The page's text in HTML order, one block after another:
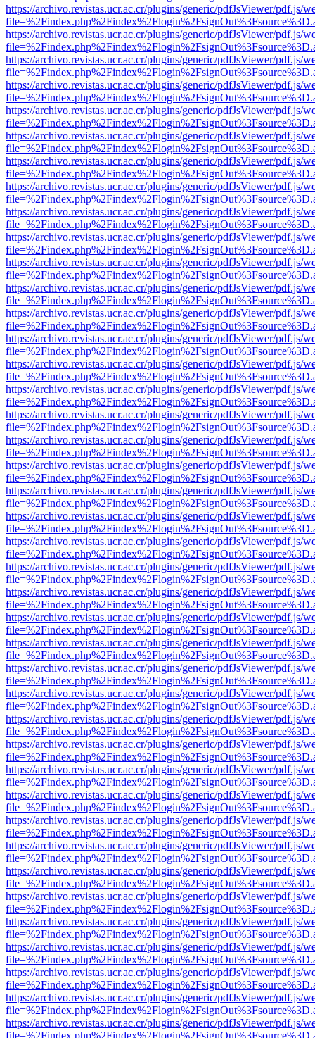
https://archivo.revistas.ucr.ac.cr/plugins/generic/pdfJsViewer/pdf.js/
https://archivo.revistas.ucr.ac.cr/plugins/generic/pdfJsViewer/pdf.js/
https://archivo.revistas.ucr.ac.cr/plugins/generic/pdfJsViewer/pdf.js/
https://archivo.revistas.ucr.ac.cr/plugins/generic/pdfJsViewer/pdf.js/
https://archivo.revistas.ucr.ac.cr/plugins/generic/pdfJsViewer/pdf.js/
https://archivo.revistas.ucr.ac.cr/plugins/generic/pdfJsViewer/pdf.js/
https://archivo.revistas.ucr.ac.cr/plugins/generic/pdfJsViewer/pdf.js/
https://archivo.revistas.ucr.ac.cr/plugins/generic/pdfJsViewer/pdf.js/
https://archivo.revistas.ucr.ac.cr/plugins/generic/pdfJsViewer/pdf.js/
https://archivo.revistas.ucr.ac.cr/plugins/generic/pdfJsViewer/pdf.js/
https://archivo.revistas.ucr.ac.cr/plugins/generic/pdfJsViewer/pdf.js/
https://archivo.revistas.ucr.ac.cr/plugins/generic/pdfJsViewer/pdf.js/
https://archivo.revistas.ucr.ac.cr/plugins/generic/pdfJsViewer/pdf.js/
https://archivo.revistas.ucr.ac.cr/plugins/generic/pdfJsViewer/pdf.js/
https://archivo.revistas.ucr.ac.cr/plugins/generic/pdfJsViewer/pdf.js/
https://archivo.revistas.ucr.ac.cr/plugins/generic/pdfJsViewer/pdf.js/
https://archivo.revistas.ucr.ac.cr/plugins/generic/pdfJsViewer/pdf.js/
https://archivo.revistas.ucr.ac.cr/plugins/generic/pdfJsViewer/pdf.js/
https://archivo.revistas.ucr.ac.cr/plugins/generic/pdfJsViewer/pdf.js/
https://archivo.revistas.ucr.ac.cr/plugins/generic/pdfJsViewer/pdf.js/
https://archivo.revistas.ucr.ac.cr/plugins/generic/pdfJsViewer/pdf.js/
https://archivo.revistas.ucr.ac.cr/plugins/generic/pdfJsViewer/pdf.js/
https://archivo.revistas.ucr.ac.cr/plugins/generic/pdfJsViewer/pdf.js/
https://archivo.revistas.ucr.ac.cr/plugins/generic/pdfJsViewer/pdf.js/
https://archivo.revistas.ucr.ac.cr/plugins/generic/pdfJsViewer/pdf.js/
https://archivo.revistas.ucr.ac.cr/plugins/generic/pdfJsViewer/pdf.js/
https://archivo.revistas.ucr.ac.cr/plugins/generic/pdfJsViewer/pdf.js/
https://archivo.revistas.ucr.ac.cr/plugins/generic/pdfJsViewer/pdf.js/
https://archivo.revistas.ucr.ac.cr/plugins/generic/pdfJsViewer/pdf.js/
https://archivo.revistas.ucr.ac.cr/plugins/generic/pdfJsViewer/pdf.js/
https://archivo.revistas.ucr.ac.cr/plugins/generic/pdfJsViewer/pdf.js/
https://archivo.revistas.ucr.ac.cr/plugins/generic/pdfJsViewer/pdf.js/
https://archivo.revistas.ucr.ac.cr/plugins/generic/pdfJsViewer/pdf.js/
https://archivo.revistas.ucr.ac.cr/plugins/generic/pdfJsViewer/pdf.js/
https://archivo.revistas.ucr.ac.cr/plugins/generic/pdfJsViewer/pdf.js/
https://archivo.revistas.ucr.ac.cr/plugins/generic/pdfJsViewer/pdf.js/
https://archivo.revistas.ucr.ac.cr/plugins/generic/pdfJsViewer/pdf.js/
https://archivo.revistas.ucr.ac.cr/plugins/generic/pdfJsViewer/pdf.js/
https://archivo.revistas.ucr.ac.cr/plugins/generic/pdfJsViewer/pdf.js/
https://archivo.revistas.ucr.ac.cr/plugins/generic/pdfJsViewer/pdf.js/
https://archivo.revistas.ucr.ac.cr/plugins/generic/pdfJsViewer/pdf.js/